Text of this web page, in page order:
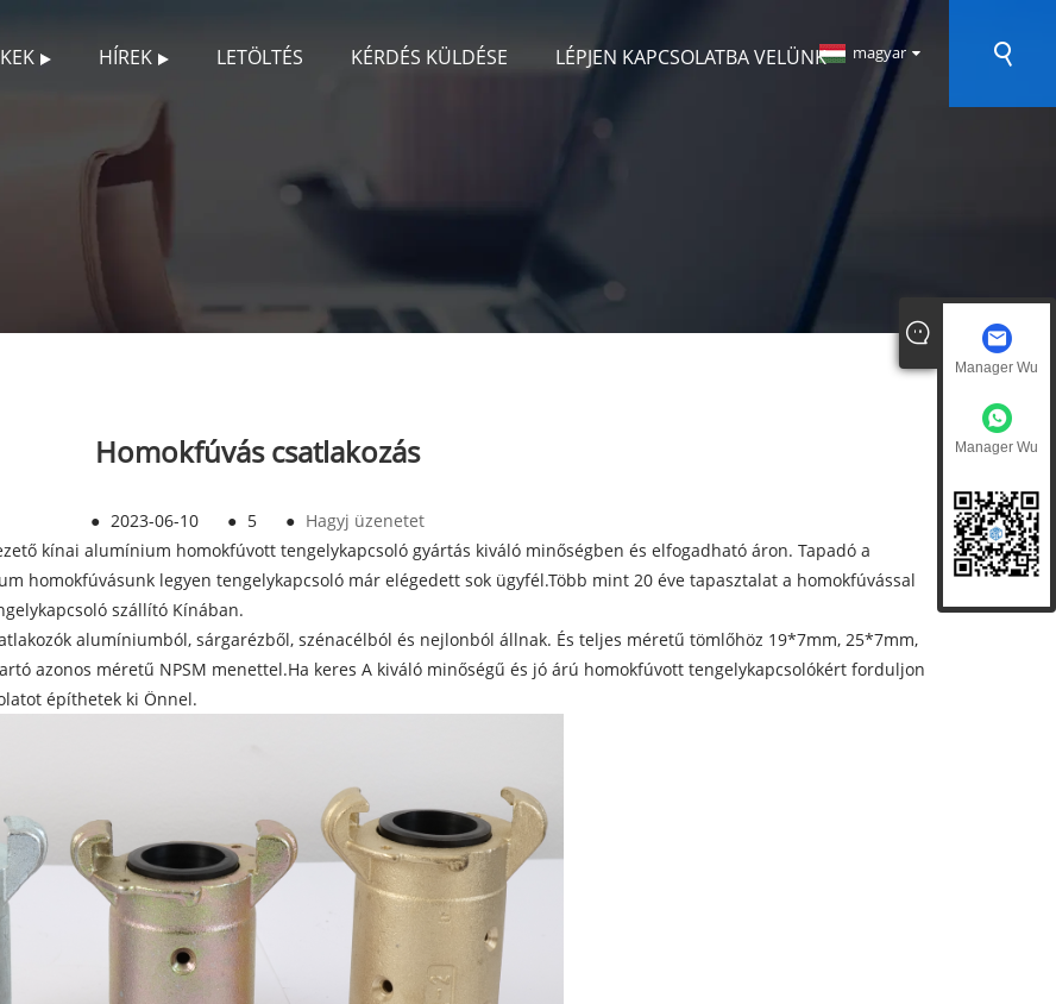
HÍREK LETÖLTÉS KÉRDÉS KÜLDÉSE LÉPJEN KAPCSOLATBA VELÜNK magyar
Homokfúvás csatlakozás
● 2023-06-10 ● 5 ● Hagyj üzenetet
kínai alumínium homokfúvott tengelykapcsoló gyártás kiváló minőségben és elfogadható áron. Tapadó a
homokfúvásunk legyen tengelykapcsoló már elégedett sok ügyfél.Több mint 20 éve tapasztalat a homokfúvással
szállító Kínában.
alumíniumból, sárgarézből, szénacélból és nejlonból állnak. És teljes méretű tömlőhöz 19*7mm, 25*7mm,
azonos méretű NPSM menettel.Ha keres A kiváló minőségű és jó árú homokfúvott tengelykapcsolókért forduljon
építhetek ki Önnel.
Manager Wu
Manager Wu